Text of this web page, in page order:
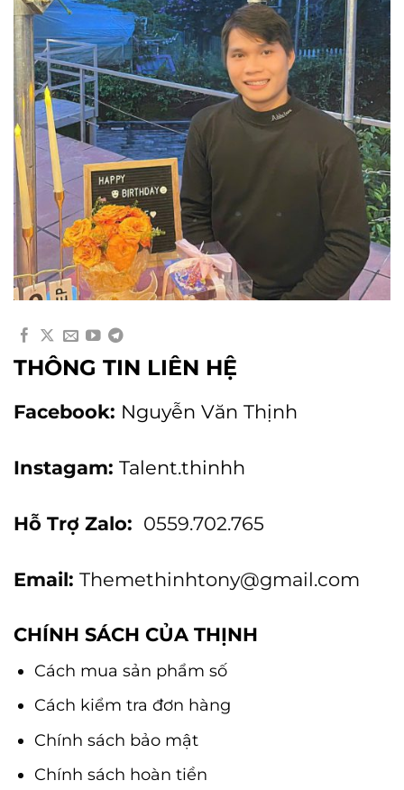
THÔNG TIN LIÊN HỆ
Facebook: Nguyễn Văn Thịnh
Instagam: Talent.thinhh
Hỗ Trợ Zalo: 0559.702.765
Email: Themethinhtony@gmail.com
CHÍNH SÁCH CỦA THỊNH
Cách mua sản phẩm số
Cách kiểm tra đơn hàng
Chính sách bảo mật
Chính sách hoàn tiền